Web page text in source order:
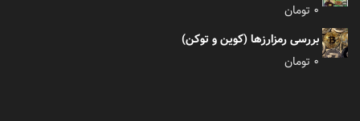
0 تومان
بررسی رمزارزها (کوین و توکن)
0 تومان